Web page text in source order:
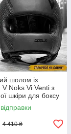
шолом із
Noks Vi Venti з
шкіри для боксу
4 410 ₴